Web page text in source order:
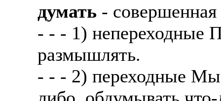
думать -
- - - 1) непереходные
размышлять.
- - - 2) переходные